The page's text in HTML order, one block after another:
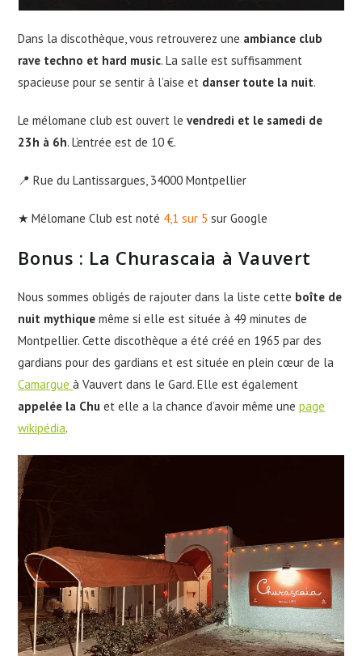
Dans la discothèque, vous retrouverez une ambiance club
rave techno et hard music. La salle est suffisamment
spacieuse pour se sentir à l’aise et danser toute la nuit.
Le mélomane club est ouvert levendredi et le samedi de
23h à 6h. L’entrée est de 10 €.
📍 Rue du Lantissargues, 34000 Montpellier
★ Mélomane Club est noté 4,1 sur 5 sur Google
Bonus : La Churascaia à Vauvert
Nous sommes obligés de rajouter dans la liste cette boîte de
nuit mythique même si elle est située à 49 minutes de
Montpellier. Cette discothèque a été créé en 1965 par des
gardians pour des gardians et est située en plein cœur de la
Camargueà Vauvert dans le Gard. Elle est également
appelée la Chu et elle a la chance d’avoir même unepage
wikipédia.